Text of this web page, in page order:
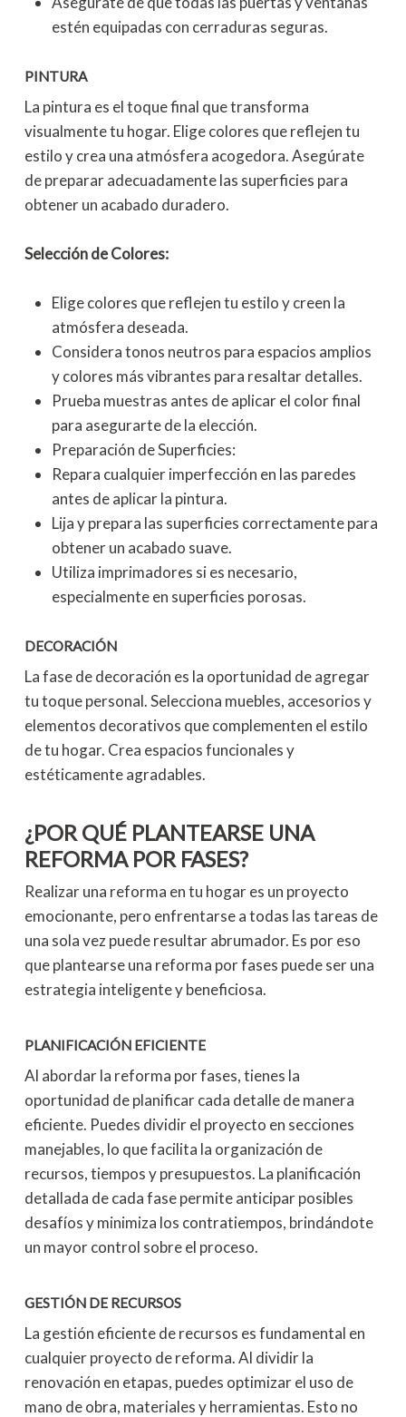
estén equipadas con cerraduras seguras.
PINTURA
La pintura es el toque final que transforma
visualmente tu hogar. Elige colores que reflejen tu
estilo y crea una atmósfera acogedora. Asegúrate
de preparar adecuadamente las superficies para
obtener un acabado duradero.
Selección de Colores:
Elige colores que reflejen tu estilo y creen la
atmósfera deseada.
Considera tonos neutros para espacios amplios
y colores más vibrantes para resaltar detalles.
Prueba muestras antes de aplicar el color final
para asegurarte de la elección.
Preparación de Superficies:
Repara cualquier imperfección en las paredes
antes de aplicar la pintura.
Lija y prepara las superficies correctamente para
obtener un acabado suave.
Utiliza imprimadores si es necesario,
especialmente en superficies porosas.
DECORACIÓN
La fase de decoración es la oportunidad de agregar
tu toque personal. Selecciona muebles, accesorios y
elementos decorativos que complementen el estilo
de tu hogar. Crea espacios funcionales y
estéticamente agradables.
¿POR QUÉ PLANTEARSE UNA
REFORMA POR FASES?
Realizar una reforma en tu hogar es un proyecto
emocionante, pero enfrentarse a todas las tareas de
una sola vez puede resultar abrumador. Es por eso
que plantearse una reforma por fases puede ser una
estrategia inteligente y beneficiosa.
PLANIFICACIÓN EFICIENTE
Al abordar la reforma por fases, tienes la
oportunidad de planificar cada detalle de manera
eficiente. Puedes dividir el proyecto en secciones
manejables, lo que facilita la organización de
recursos, tiempos y presupuestos. La planificación
detallada de cada fase permite anticipar posibles
desafíos y minimiza los contratiempos, brindándote
un mayor control sobre el proceso.
GESTIÓN DE RECURSOS
La gestión eficiente de recursos es fundamental en
cualquier proyecto de reforma. Al dividir la
renovación en etapas, puedes optimizar el uso de
mano de obra, materiales y herramientas. Esto no